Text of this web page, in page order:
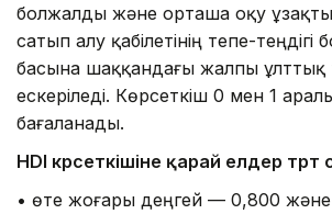
болжалды және орташа оқу
сатып алу қабілетінің тепе-
басына шаққандағы жалпы ұлттық
ескеріледі. Көрсеткіш 0 мен 1
бағаланады.
HDI көрсеткішіне қарай елдер төрт
• өте жоғары деңгей — 0,800